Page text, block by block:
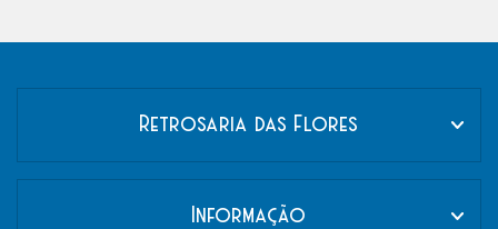
Retrosaria das Flores
Informação